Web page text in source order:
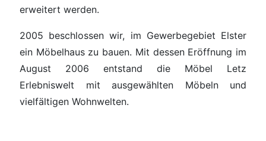
erweitert werden.
2005 beschlossen wir, im Gewerbegebiet Elster
ein Möbelhaus zu bauen. Mit dessen Eröffnung im
August 2006 entstand die Möbel Letz
Erlebniswelt mit ausgewählten Möbeln und
vielfältigen Wohnwelten.